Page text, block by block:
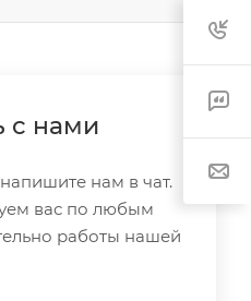
с нами
нам в чат.
вас по любым
работы нашей